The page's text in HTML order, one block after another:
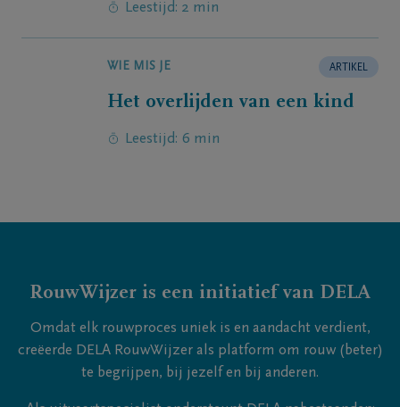
Leestijd: 2 min
WIE MIS JE ARTIKEL
Het overlijden van een kind
Leestijd: 6 min
RouwWijzer is een initiatief van DELA
Omdat elk rouwproces uniek is en aandacht verdient,
creëerde DELA RouwWijzer als platform om rouw (beter)
te begrijpen, bij jezelf en bij anderen.